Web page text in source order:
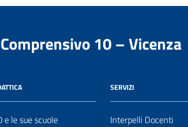
10 – Vicenza
e le sue scuole
SERVIZI
Interpelli Docenti